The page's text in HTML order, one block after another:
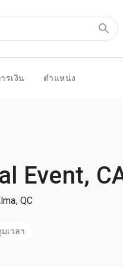
รเงิน ตำแหน่ง
Event,
QC
เวลา